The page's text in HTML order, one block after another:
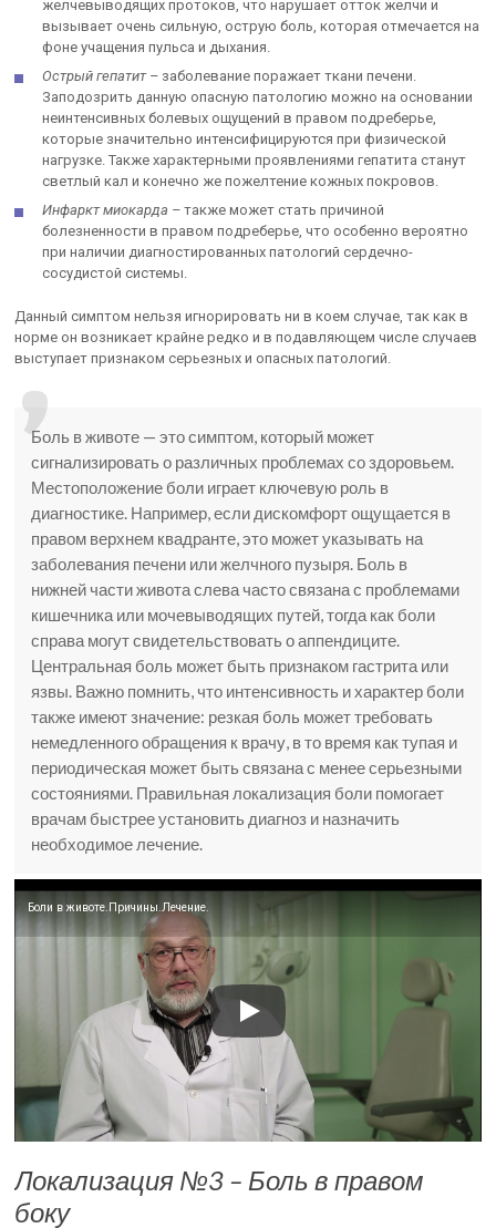
желчевыводящих протоков, что нарушает отток желчи и
вызывает очень сильную, острую боль, которая отмечается на
фоне учащения пульса и дыхания.
Острый гепатит – заболевание поражает ткани печени.
Заподозрить данную опасную патологию можно на основании
неинтенсивных болевых ощущений в правом подреберье,
которые значительно интенсифицируются при физической
нагрузке. Также характерными проявлениями гепатита станут
светлый кал и конечно же пожелтение кожных покровов.
Инфаркт миокарда – также может стать причиной
болезненности в правом подреберье, что особенно вероятно
при наличии диагностированных патологий сердечно-
сосудистой системы.
Данный симптом нельзя игнорировать ни в коем случае, так как в
норме он возникает крайне редко и в подавляющем числе случаев
выступает признаком серьезных и опасных патологий.
Боль в животе — это симптом, который может
сигнализировать о различных проблемах со здоровьем.
Местоположение боли играет ключевую роль в
диагностике. Например, если дискомфорт ощущается в
правом верхнем квадранте, это может указывать на
заболевания печени или желчного пузыря. Боль в
нижней части живота слева часто связана с проблемами
кишечника или мочевыводящих путей, тогда как боли
справа могут свидетельствовать о аппендиците.
Центральная боль может быть признаком гастрита или
язвы. Важно помнить, что интенсивность и характер боли
также имеют значение: резкая боль может требовать
немедленного обращения к врачу, в то время как тупая и
периодическая может быть связана с менее серьезными
состояниями. Правильная локализация боли помогает
врачам быстрее установить диагноз и назначить
необходимое лечение.
Боли в животе.Причины.Лечение.
Локализация №3 – Боль в правом
боку